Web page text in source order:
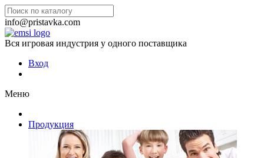
info@pristavka.com
Вся игровая индустрия у одного поставщика
Вход
Меню
Продукция